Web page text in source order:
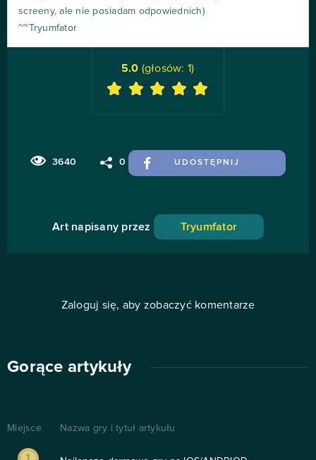
screeny, ale nie posiadam odpowiednich)
~~Tryumfator
3640 0 UDOSTĘPNIJ
5.0 (głosów: 1)
Art napisany przez Tryumfator
Zaloguj się, aby zobaczyć komentarze
Gorące artykuły
Miejsce Nazwa gry i tytuł artykułu